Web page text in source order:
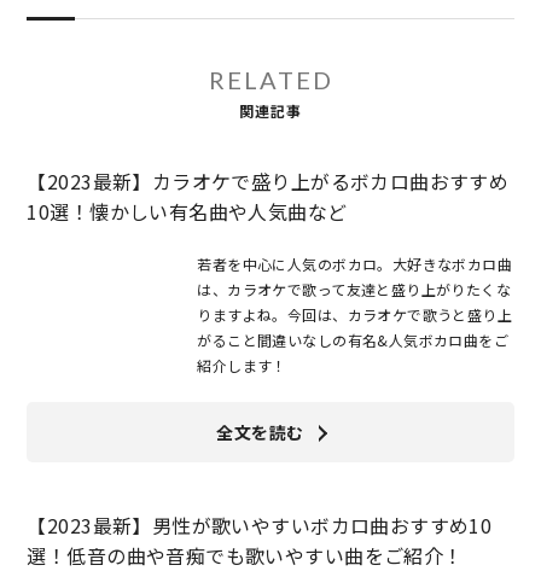
RELATED
関連記事
【2023最新】カラオケで盛り上がるボカロ曲おすすめ
10選！懐かしい有名曲や人気曲など
若者を中心に人気のボカロ。大好きなボカロ曲
は、カラオケで歌って友達と盛り上がりたくな
りますよね。今回は、カラオケで歌うと盛り上
がること間違いなしの有名&人気ボカロ曲をご
紹介します！
全文を読む
【2023最新】男性が歌いやすいボカロ曲おすすめ10
選！低音の曲や音痴でも歌いやすい曲をご紹介！